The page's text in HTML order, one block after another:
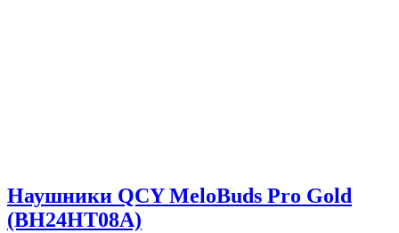
Наушники QCY MeloBuds Pro Gold
(BH24HT08A)